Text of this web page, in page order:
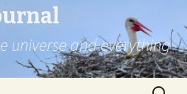
universe and everything
Search